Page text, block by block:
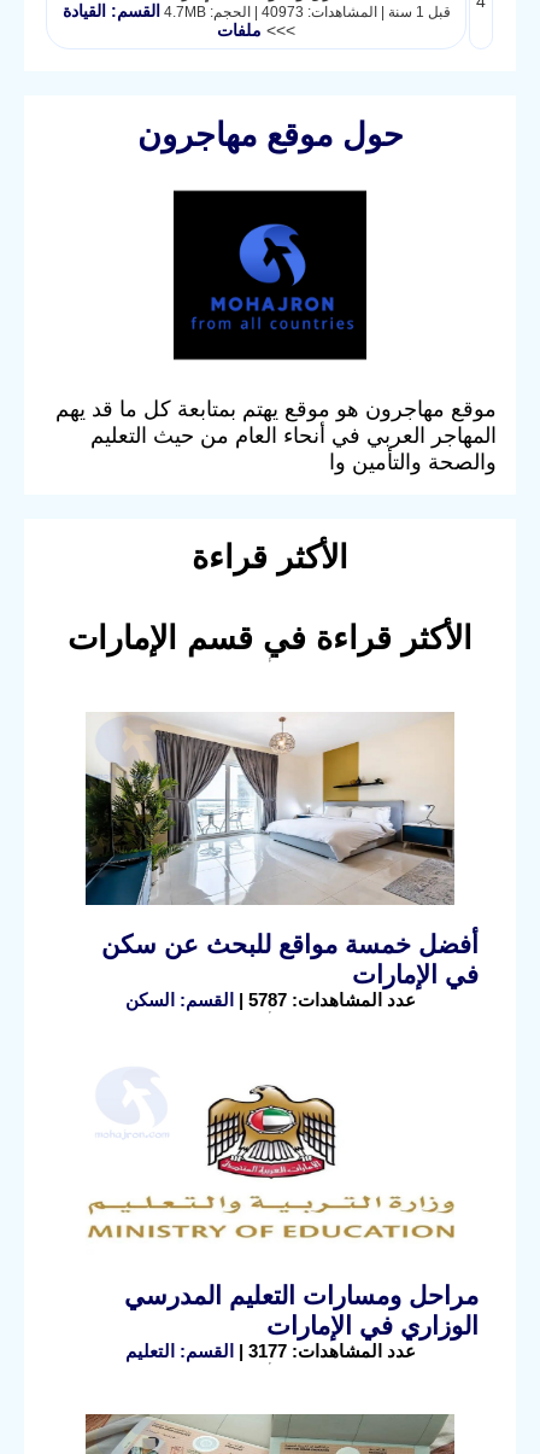
قبل 1 سنة | المشاهدات: 40973 | الحجم: 4.7MB
القسم: القيادة
>>> ملفات
حول موقع مهاجرون
موقع مهاجرون هو موقع يهتم بمتابعة كل ما قد يهم
المهاجر العربي في أنحاء العام من حيث التعليم
والصحة والتأمين وا
الأكثر قراءة
الأكثر قراءة في قسم الإمارات
أفضل خمسة مواقع للبحث عن سكن
في الإمارات
عدد المشاهدات: 5787 | القسم: السكن
مراحل ومسارات التعليم المدرسي
الوزاري في الإمارات
عدد المشاهدات: 3177 | القسم: التعليم